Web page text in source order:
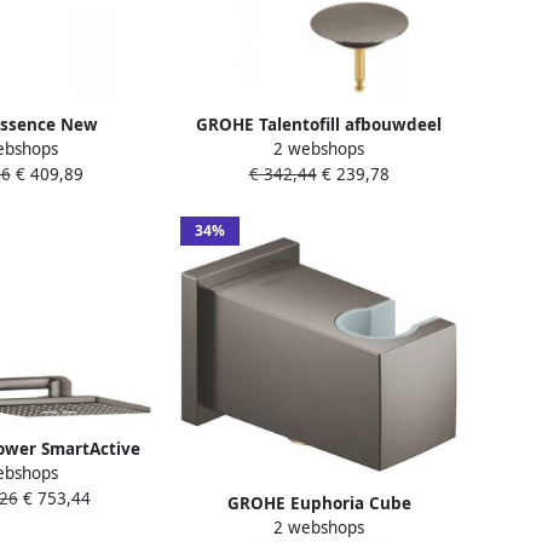
New
eengreeps
220mm
graphite
€ 409,89
GROHE Talentofill afbouwdeel
voor badafvoer- overloop- en
vulcombinatie t.b.v. 29991 en
2 webshops
€ 342,44€ 239,78
SmartActive
31x31cm
wandarm 43cm
€ 753,44
34%
GROHE Euphoria Cube
Wandaansluitbocht met houder
2 webshops